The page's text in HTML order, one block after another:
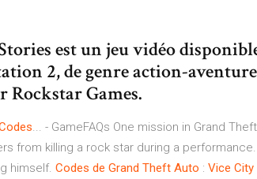
est un jeu vidéo
2, de genre action-
Rockstar Games.
... - GameFAQs One mission in Grand
from killing a rock star during a
himself. Codes de Grand Theft Auto : Vice City